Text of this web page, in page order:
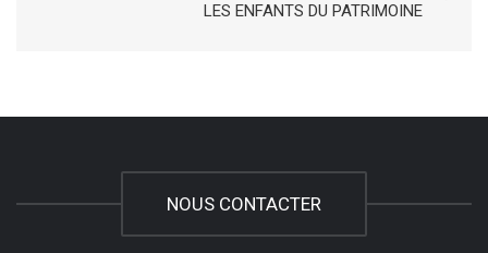
LES ENFANTS DU PATRIMOINE
NOUS CONTACTER